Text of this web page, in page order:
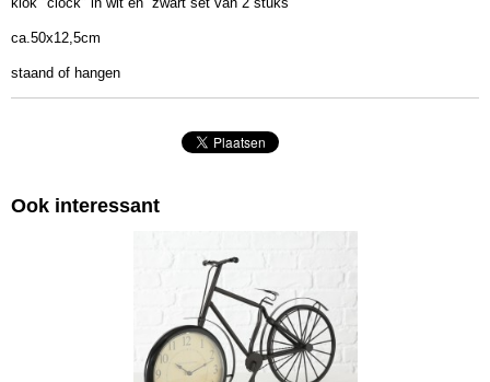
ca.50x12,5cm
staand of hangen
Ook interessant